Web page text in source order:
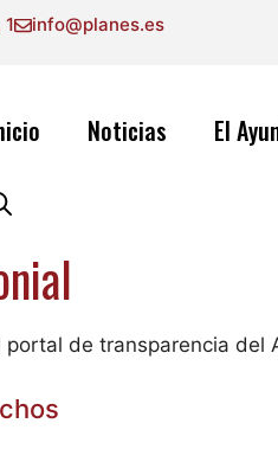
1 info@planes.es
Noticias El
de transparencia del